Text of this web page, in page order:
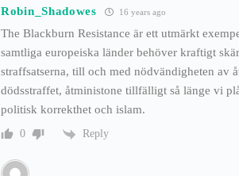
Robin_Shadowes 16 years ago
The Blackburn Resistance är ett utmärkt
samtliga europeiska länder behöver kraftigt
straffsatserna, till och med nödvändigheten av
dödsstraffet, åtministone tillfälligt så länge vi
politisk korrekthet och islam.
0 Reply